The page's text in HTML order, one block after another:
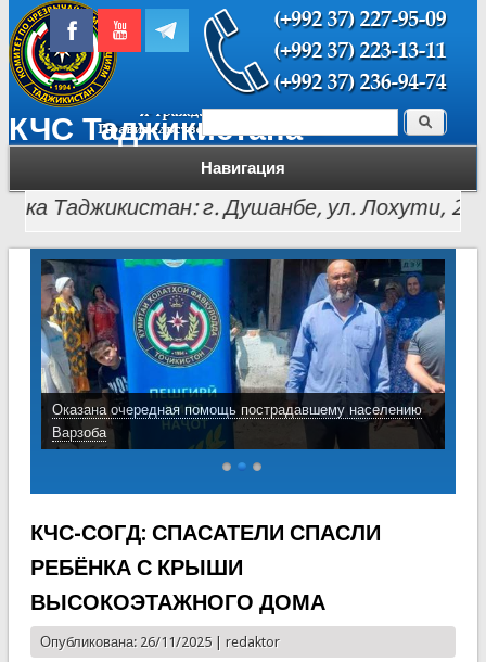
КЧС Таджикистана
Навигация
Форма поиска Поиск
Таджикистан: г. Душанбе, ул. Лохути, 26,
Оказана очередная помощь пострадавшему населению
Варзоба
КЧС-СОГД: СПАСАТЕЛИ СПАСЛИ
РЕБЁНКА С КРЫШИ
ВЫСОКОЭТАЖНОГО ДОМА
Опубликована: 26/11/2025 | redaktor